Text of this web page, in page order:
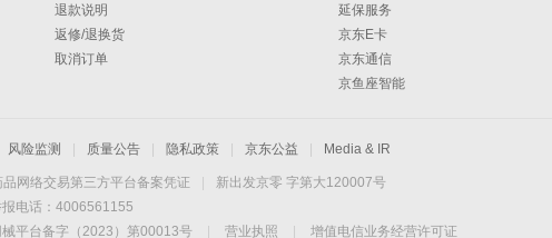
退款说明
返修/退换货
取消订单
延保服务
京东E卡
京东通信
京鱼座智能
风险监测 质量公告 隐私政策 京东公益 Media & IR
品网络交易第三方平台备案凭证
新出发京零 字第大120007号
电话：4006561155
平台备字（2023）第00013号 营业执照 增值电信业务经营许可证